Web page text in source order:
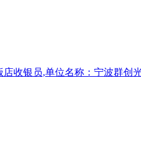
收银员,单位名称：宁波群创